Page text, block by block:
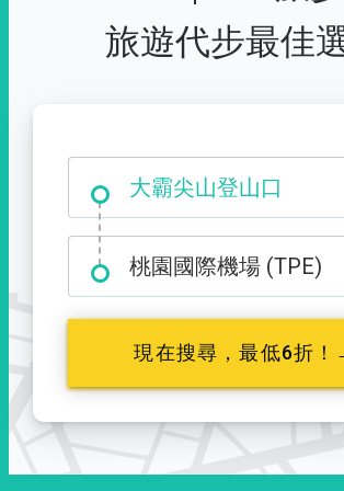
旅遊代步最佳
大霸尖山登山口
桃園國際機場 (TPE)
現在搜尋，最低6折！